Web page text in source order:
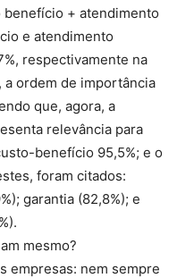
benefício + atendimento
e atendimento
respectivamente na
a ordem de importância
que, agora, a
relevância para
benefício 95,5%; e o
foram citados:
garantia (82,8%); e
mesmo?
empresas: nem sempre